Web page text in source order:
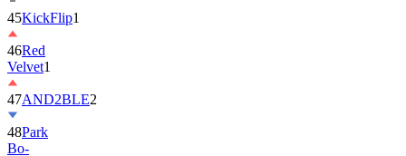
46Red
Velvet
47AND2BLE
48Park
Bo-
young